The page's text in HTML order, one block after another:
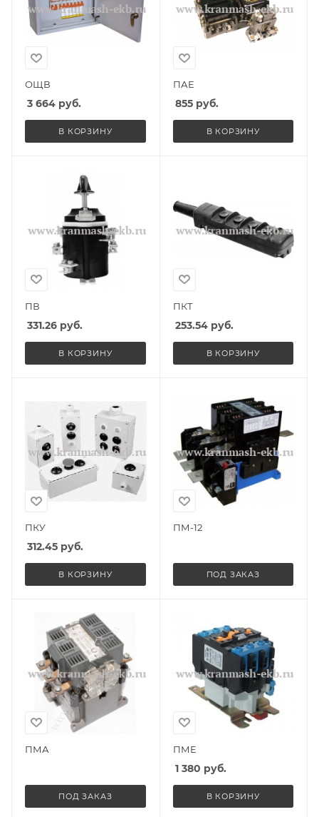
ОЩВ
3 664 руб.
В КОРЗИНУ
ПАЕ
855руб.
В КОРЗИНУ
ПВ
331.26 руб.
В КОРЗИНУ
ПКТ
253.54руб.
В КОРЗИНУ
ПКУ
312.45 руб.
В КОРЗИНУ
ПМ-12
ПОД ЗАКАЗ
ПМА
ПОД ЗАКАЗ
ПМЕ
1 380 руб.
В КОРЗИНУ